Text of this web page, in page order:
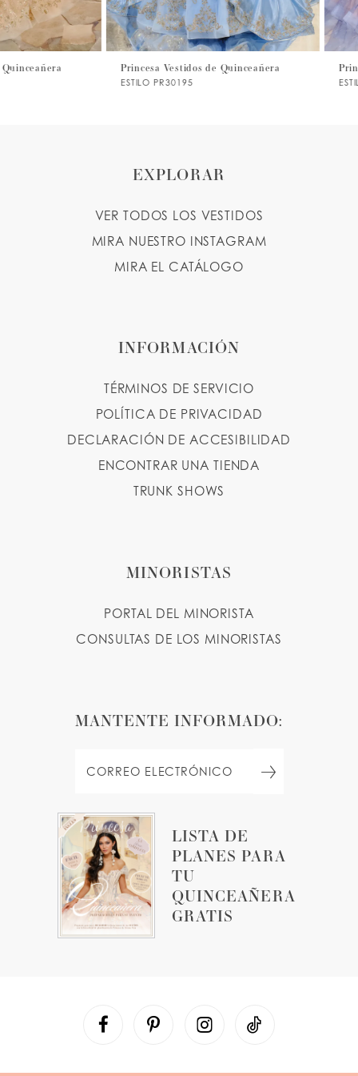
6
7
Princesa Vestidos de Quinceañera Princesa Vestidos de
LISTA DE
PLANES PARA
TU
QUINCEAÑERA
GRATIS
EXPLORAR
VER TODOS LOS VESTIDOS
MIRA NUESTRO INSTAGRAM
MIRA EL CATÁLOGO
INFORMACIÓN
TÉRMINOS DE SERVICIO
POLÍTICA DE PRIVACIDAD
DECLARACIÓN DE ACCESIBILIDAD
ENCONTRAR UNA TIENDA
TRUNK SHOWS
MINORISTAS
PORTAL DEL MINORISTA
CONSULTAS DE LOS MINORISTAS
MANTENTE INFORMADO: